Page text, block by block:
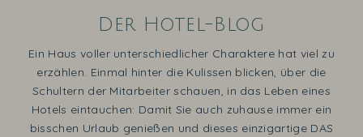
Der Hotel-Blog
Ein Haus voller unterschiedlicher Charaktere hat viel zu
erzählen. Einmal hinter die Kulissen blicken, über die
Schultern der Mitarbeiter schauen, in das Leben eines
Hotels eintauchen: Damit Sie auch zuhause immer ein
bisschen Urlaub genießen und dieses einzigartige DAS